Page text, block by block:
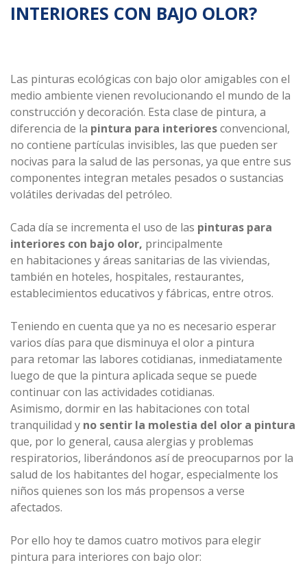
Materias
INTERIORES CON BAJO OLOR?
Las pinturas ecológicas con bajo olor amigables con el
medio ambiente vienen revolucionando el mundo de la
construcción y decoración. Esta clase de pintura, a
diferencia de la pintura para interioresconvencional,
no contiene partículas invisibles, las que pueden ser
nocivas para la salud de las personas, ya que entre sus
componentes integran metales pesados o sustancias
volátiles derivadas del petróleo.
Cada día se incrementa el uso de las pinturas para
interiores con bajo olor, principalmente
en habitaciones y áreas sanitarias de las viviendas,
también en hoteles, hospitales, restaurantes,
establecimientos educativos y fábricas, entre otros.
Teniendo en cuenta que ya no es necesario esperar
varios días para que disminuya el olor a pintura
para retomar las labores cotidianas, inmediatamente
luego de que la pintura aplicada seque se puede
continuar con las actividades cotidianas.
Asimismo, dormir en las habitaciones con total
tranquilidad y no sentir la molestia del olor a pintura
que, por lo general, causa alergias y problemas
respiratorios, liberándonos así de preocuparnos por la
salud de los habitantes del hogar, especialmente los
niños quienes son los más propensos a verse
afectados.
Por ello hoy te damos cuatro motivos para elegir
pintura para interiores con bajo olor: